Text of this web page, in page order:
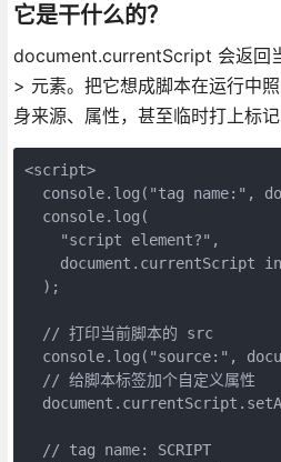
它是干什么的？
document.currentScript 会返回
> 元素。把它想成脚本在运行中
身来源、属性，甚至临时打上标记
<script>
console.log("tag name:",
console.log(
"script element?",
document.currentScript
);
// 打印当前脚本的 src
console.log("source:",
// 给脚本标签加个自定义属性
// tag name: SCRIPT